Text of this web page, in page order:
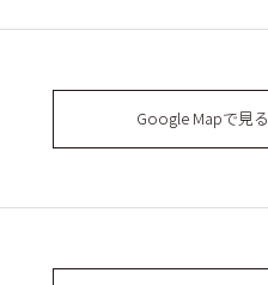
Google Mapで見る